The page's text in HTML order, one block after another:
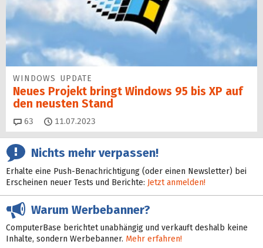
WINDOWS UPDATE
Neues Projekt bringt Windows 95 bis XP auf
den neusten Stand
63 Kommentare
11.07.2023
Nichts mehr verpassen!
Erhalte eine Push-Benachrichtigung (oder einen Newsletter) bei
Erscheinen neuer Tests und Berichte: Jetzt anmelden!
Warum Werbebanner?
ComputerBase berichtet unabhängig und verkauft deshalb keine
Inhalte, sondern Werbebanner. Mehr erfahren!